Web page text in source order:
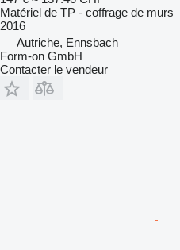
Matériel de TP - coffrage de murs
2016
Autriche, Ennsbach
Form-on GmbH
Contacter le vendeur